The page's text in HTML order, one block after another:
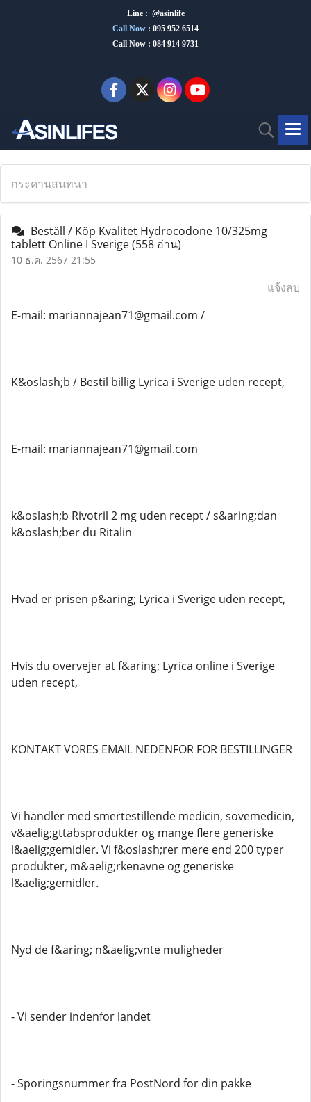
Line : @asinlife
Call Now : 095 952 6514
Call Now : 084 914 9731
กระดานสนทนา
Beställ / Köp Kvalitet Hydrocodone 10/325mg
tablett Online I Sverige(558 อ่าน)
10 ธ.ค. 2567 21:55
แจ้งลบ
E-mail: mariannajean71@gmail.com /
K&oslash;b / Bestil billig Lyrica i Sverige uden recept,
E-mail: mariannajean71@gmail.com
k&oslash;b Rivotril 2 mg uden recept / s&aring;dan
k&oslash;ber du Ritalin
Hvad er prisen p&aring; Lyrica i Sverige uden recept,
Hvis du overvejer at f&aring; Lyrica online i Sverige
uden recept,
KONTAKT VORES EMAIL NEDENFOR FOR BESTILLINGER
Vi handler med smertestillende medicin, sovemedicin,
v&aelig;gttabsprodukter og mange flere generiske
l&aelig;gemidler. Vi f&oslash;rer mere end 200 typer
produkter, m&aelig;rkenavne og generiske
l&aelig;gemidler.
Nyd de f&aring; n&aelig;vnte muligheder
- Vi sender indenfor landet
- Sporingsnummer fra PostNord for din pakke